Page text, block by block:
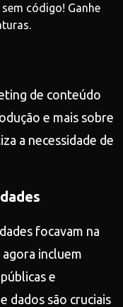
código! Ganhe
de conteúdo
e mais sobre
a necessidade de
focavam na
incluem
e
dados são cruciais